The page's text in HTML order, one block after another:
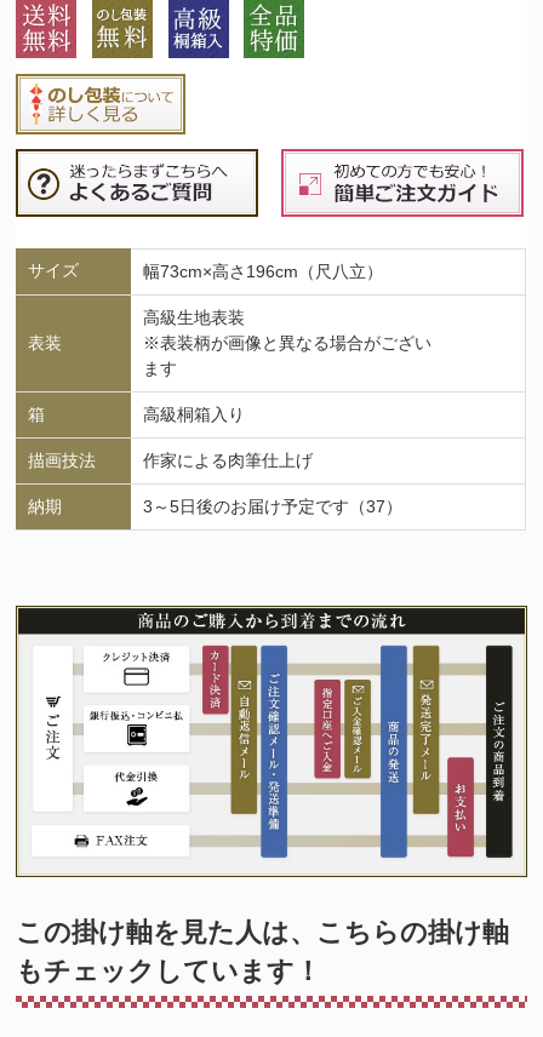
サイズ 幅73cm×高さ196cm（尺八立）
表装
高級生地表装
※表装柄が画像と異なる場合がござい
ます
箱 高級桐箱入り
描画技法 作家による肉筆仕上げ
納期 3～5日後のお届け予定です（37）
この掛け軸を見た人は、こちらの掛け軸
もチェックしています！